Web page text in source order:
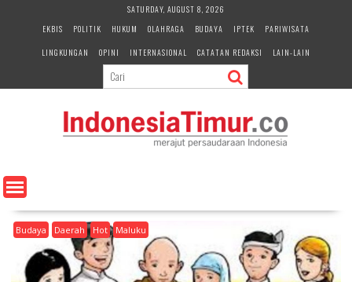
e
n
SATURDAY, AUGUST 8, 2026
EKBIS
POLITIK HUKUM OLAHRAGA BUDAYA IPTEK
PARIWISATA
LINGKUNGAN
OPINI INTERNASIONAL CATATAN REDAKSI LAIN-LAIN
Budaya Daerah Hot Maluku